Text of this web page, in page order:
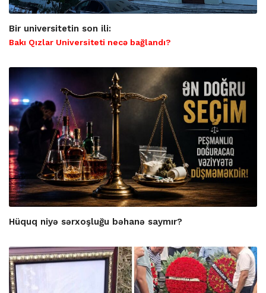
Bir universitetin son ili:
Bakı Qızlar Universiteti necə bağlandı?
Hüquq niyə sərxoşluğu bəhanə saymır?